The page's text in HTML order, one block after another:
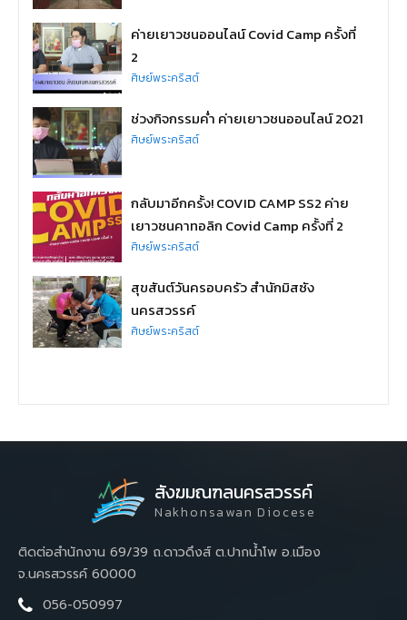
ค่ายเยาวชนออนไลน์ Covid Camp ครั้งที่
2
ศิษย์พระคริสต์
ช่วงกิจกรรมค่ำ ค่ายเยาวชนออนไลน์ 2021
ศิษย์พระคริสต์
กลับมาอีกครั้ง! COVID CAMP SS2 ค่าย
เยาวชนคาทอลิก Covid Camp ครั้งที่ 2
ศิษย์พระคริสต์
สุขสันต์วันครอบครัว สำนักมิสซัง
นครสวรรค์
ศิษย์พระคริสต์
สังฆมณฑลนครสวรรค์
Nakhonsawan Diocese
ติดต่อสำนักงาน 69/39 ถ.ดาวดึงส์ ต.ปากน้ำโพ อ.เมือง
จ.นครสวรรค์ 60000
056-050997